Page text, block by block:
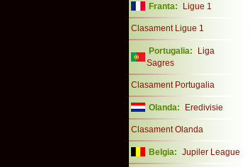
Franta: Ligue 1
Clasament Ligue 1
Portugalia:
Liga
Sagres
Clasament Portugalia
Olanda: Eredivisie
Clasament Olanda
Belgia: Jupiler League